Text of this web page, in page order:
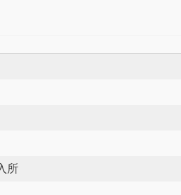
所